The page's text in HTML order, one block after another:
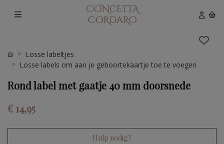
Losse labeltjes
Losse labels om aan je geboortekaartje toe te voegen
Rond label met gaatje 40 mm doorsnede
€ 14,95
Hulp nodig?